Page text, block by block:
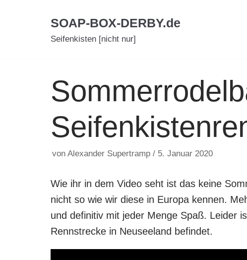
SOAP-BOX-DERBY.de
Seifenkisten [nicht nur]
von Alexander Supertramp 5. Januar 2020
Wie ihr in dem Video seht ist das keine
nicht so wie wir diese in Europa kennen.
und definitiv mit jeder Menge Spaß. Leider
Rennstrecke in Neuseeland befindet.